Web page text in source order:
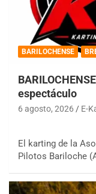
BARILOCHENSE
espectáculo
6 agosto, 2026 E-
El karting de la
Pilotos Bariloche